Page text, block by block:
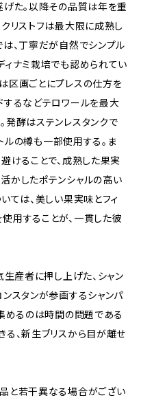
げた。以降その品質は年を重
リストフは最大限に成熟し
は、丁寧だが自然でシンプル
ィナミ栽培でも認められてい
区画ごとにプレスの仕方を
するなどテロワールを最大
発酵はステンレスタンクで
ルの樽も一部使用する。ま
けることで、成熟した果実
かしたポテンシャルの高い
ては、美しい果実味とフィ
用することが、一貫した彼
生産者に押し上げた、シャン
スタンが参画するシャンパ
めるのは時間の問題である
る、新生ブリスから目が離せ
と若干異なる場合がござい